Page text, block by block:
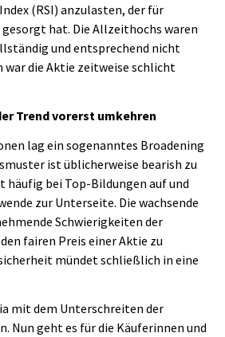
(RSI) anzulasten, der für
hat. Die Allzeithochs waren
und entsprechend nicht
war die Aktie zeitweise schlicht
Trend vorerst umkehren
lag ein sogenanntes Broadening
ist üblicherweise bearish zu
bei Top-Bildungen auf und
zur Unterseite. Die wachsende
Schwierigkeiten der
fairen Preis einer Aktie zu
mündet schließlich in eine
mit dem Unterschreiten der
Nun geht es für die Käuferinnen und